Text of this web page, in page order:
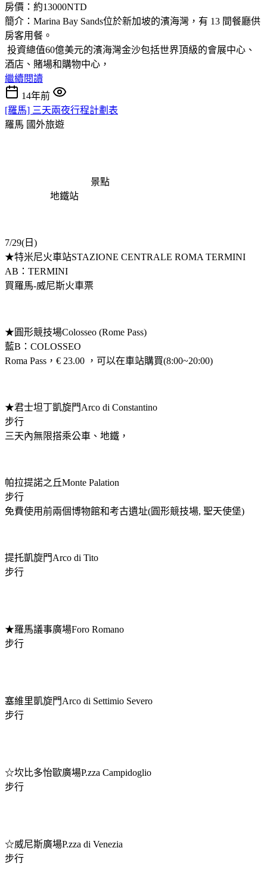
房價：約13000NTD
簡介：Marina Bay Sands位於新加坡的濱海灣，有 13 間餐廳供
房客用餐。
投資總值60億美元的濱海灣金沙包括世界頂級的會展中心、
酒店、賭場和購物中心，
繼續閱讀
14年前
[羅馬] 三天兩夜行程計劃表
羅馬 國外旅遊
景點
地鐵站
7/29(日)
★特米尼火車站STAZIONE CENTRALE ROMA TERMINI
AB：TERMINI
買羅馬-威尼斯火車票
★圓形競技場Colosseo (Rome Pass)
藍B：COLOSSEO
Roma Pass，€ 23.00 ，可以在車站購買(8:00~20:00)
★君士坦丁凱旋門Arco di Constantino
步行
三天內無限搭乘公車、地鐵，
帕拉提諾之丘Monte Palation
步行
免費使用前兩個博物館和考古遺址(圓形競技場, 聖天使堡)
提托凱旋門Arco di Tito
步行
★羅馬議事廣場Foro Romano
步行
塞維里凱旋門Arco di Settimio Severo
步行
☆坎比多怡歐廣場P.zza Campidoglio
步行
☆威尼斯廣場P.zza di Venezia
步行